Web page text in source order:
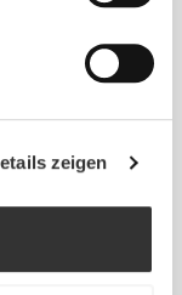
zeigen